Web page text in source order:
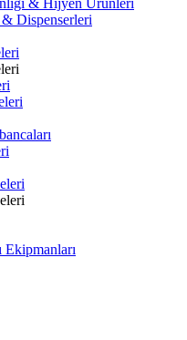
& Hijyen Ürünleri
Dispenserleri
Ekipmanları